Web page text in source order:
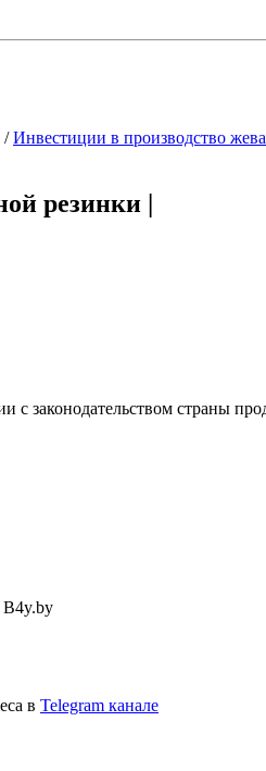
/Инвестиции в производство
резинки |
с законодательством страны
B4y.by
в Telegram канале